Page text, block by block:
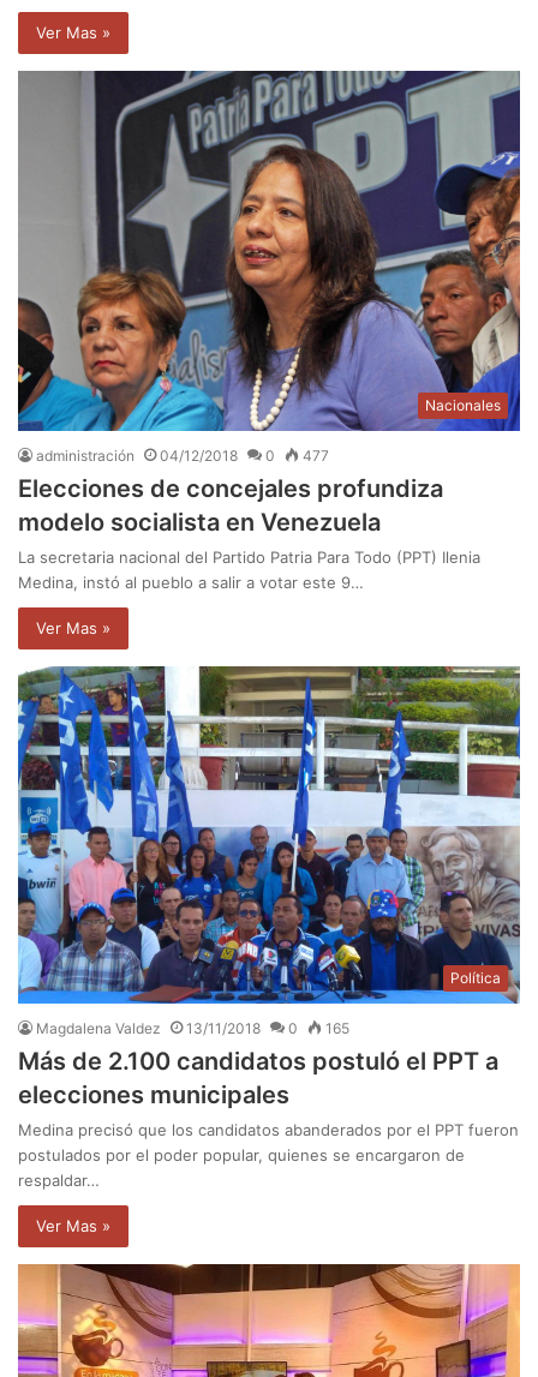
Ver Mas »
Nacionales
administración 04/12/2018 0 477
Elecciones de concejales profundiza
modelo socialista en Venezuela
La secretaria nacional del Partido Patria Para Todo (PPT) Ilenia
Medina, instó al pueblo a salir a votar este 9…
Ver Mas »
Política
Magdalena Valdez 13/11/2018 0 165
Más de 2.100 candidatos postuló el PPT a
elecciones municipales
Medina precisó que los candidatos abanderados por el PPT fueron
postulados por el poder popular, quienes se encargaron de
respaldar…
Ver Mas »